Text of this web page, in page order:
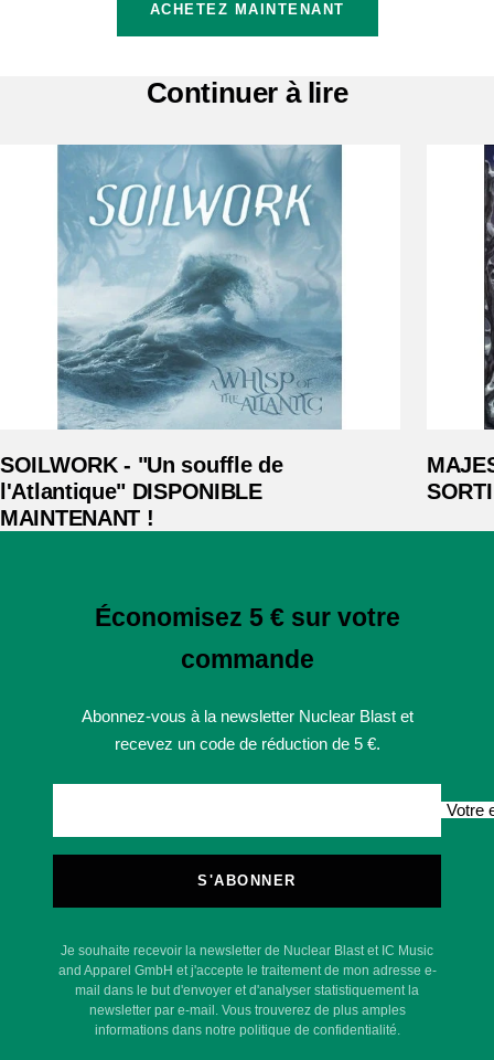
ACHETEZ MAINTENANT
Continuer à lire
SOILWORK - "Un souffle de
l'Atlantique" DISPONIBLE
MAINTENANT !
Économisez 5 € sur votre
commande
Abonnez-vous à la newsletter Nuclear Blast et
recevez un code de réduction de 5 €.
Votre
S'ABONNER
Je souhaite recevoir la newsletter de Nuclear Blast et IC Music
and Apparel GmbH et j'accepte le traitement de mon adresse e-
mail dans le but d'envoyer et d'analyser statistiquement la
newsletter par e-mail. Vous trouverez de plus amples
informations dans notre politique de confidentialité.